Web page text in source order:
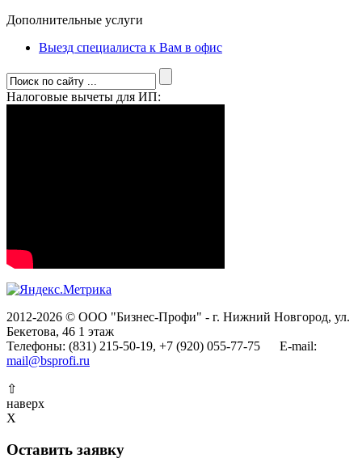
Дополнительные услуги
Выезд специалиста к Вам в офис
Налоговые вычеты для ИП:
2012-2026 © ООО "Бизнес-Профи" - г. Нижний Новгород, ул.
Бекетова, 46 1 этаж
Телефоны: (831) 215-50-19, +7 (920) 055-77-75 E-mail:
mail@bsprofi.ru
⇧
наверх
X
Оставить заявку